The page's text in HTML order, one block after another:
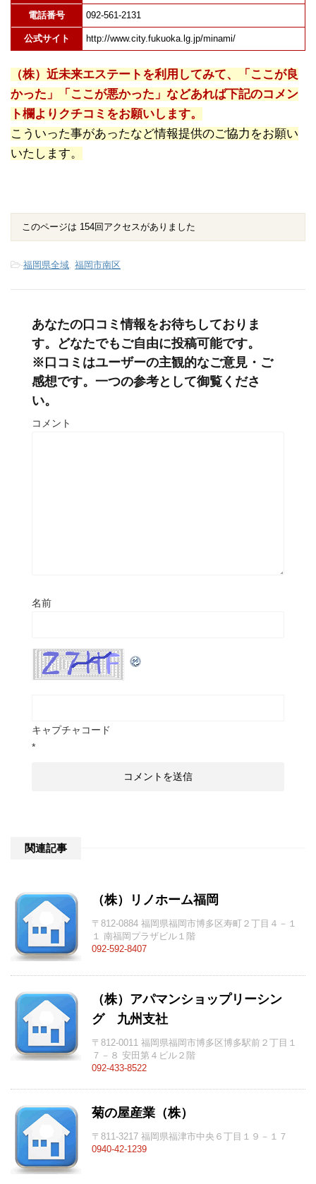
電話番号 092-561-2131
公式サイト http://www.city.fukuoka.lg.jp/minami/
（株）近未来エステートを利用してみて、「ここが良
かった」「ここが悪かった」などあれば下記のコメン
ト欄よりクチコミをお願いします。
こういった事があったなど情報提供のご協力をお願い
いたします。
このページは 154回アクセスがありました
-福岡県全域, 福岡市南区
あなたの口コミ情報をお待ちしておりま
す。どなたでもご自由に投稿可能です。
※口コミはユーザーの主観的なご意見・ご
感想です。一つの参考として御覧くださ
い。
コメント
名前
キャプチャコード
*
関連記事
（株）リノホーム福岡
〒812-0884 福岡県福岡市博多区寿町２丁目４－１
１ 南福岡プラザビル１階
092-592-8407
（株）アパマンショップリーシン
グ 九州支社
〒812-0011 福岡県福岡市博多区博多駅前２丁目１
７－８ 安田第４ビル２階
092-433-8522
菊の屋産業（株）
〒811-3217 福岡県福津市中央６丁目１９－１７
0940-42-1239